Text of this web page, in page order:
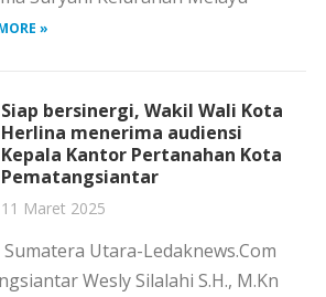
»
Siap bersinergi, Wakil Wali Kota
Herlina menerima audiensi
Kepala Kantor Pertanahan Kota
Pematangsiantar
11 Maret 2025
Utara-Ledaknews.Com
Wesly Silalahi S.H., M.Kn